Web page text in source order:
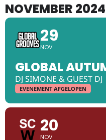
NOVEMBER 2024
29
NOV
GLOBAL
DJ SIMONE & GUEST DJ
EVENEMENT AFGELOPEN
20
NOV